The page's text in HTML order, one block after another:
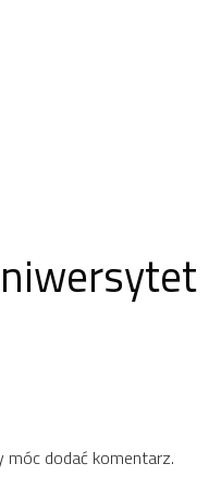
móc dodać komentarz.